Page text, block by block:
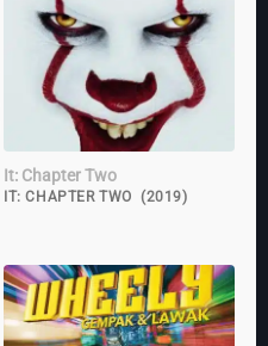
It: Chapter Two
IT: CHAPTER TWO (2019)